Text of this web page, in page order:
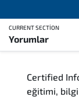
CURRENT SECTION
Yorumlar
Eğitim Sunum
Certified
eğitimi,